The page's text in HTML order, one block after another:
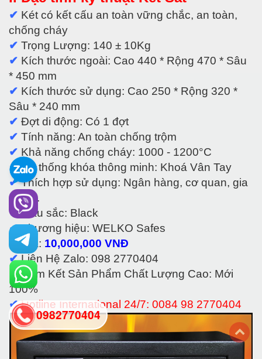
✔ Két có kết cấu an toàn vững chắc, an toàn,
chống cháy
✔ Trọng Lượng: 140 ± 10Kg
✔ Kích thước ngoài: Cao 440 * Rộng 470 * Sâu
* 450 mm
✔ Kích thước sử dụng: Cao 250 * Rộng 320 *
Sâu * 240 mm
✔ Đợt di động: Có 1 đợt
✔ Tính năng: An toàn chống trộm
✔ Khả năng chống cháy: 1000 - 1200°C
✔ Hệ thống khóa thông minh: Khoá Vân Tay
✔ Thích hợp sử dụng: Ngân hàng, cơ quan, gia
đình...
✔ Màu sắc: Black
✔ Thương hiệu: WELKO Safes
✔ Giá: 10,000,000 VNĐ
✔ Liên Hệ Zalo: 098 2770404
✔Cam Kết Sản Phẩm Chất Lượng Cao: Mới
100%
✔ Hotline International 24/7: 0084 98 2770404
0982770404
back